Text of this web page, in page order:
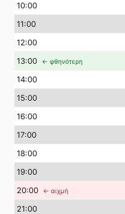
10:00
11:00
12:00
13:00 ← φθηνότερη
14:00
15:00
16:00
17:00
18:00
19:00
20:00 ← αιχμή
21:00